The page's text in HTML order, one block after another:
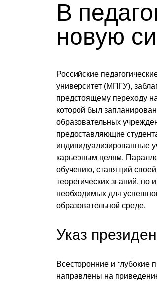
В
новую
Российские
университет (МПГУ),
предстоящему переходу
которой был
образовательных
предоставляющие
индивидуализированные
карьерным целям.
обучению, ставящий своей
теоретических знаний,
необходимых для
образовательной среде.
Указ
Всесторонние и глубокие
направлены на